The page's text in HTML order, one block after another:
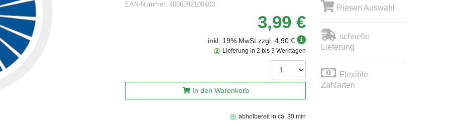
EAN-Nummer: 4006592108403
3,99 €
inkl. 19% MwSt. zzgl. 4,90 €
abholbereit in ca. 30 min
Lieferung in 2 bis 3 Werktagen
In den Warenkorb
Riesen Auswahl
schnelle
Lieferung
Flexible
Zahlarten